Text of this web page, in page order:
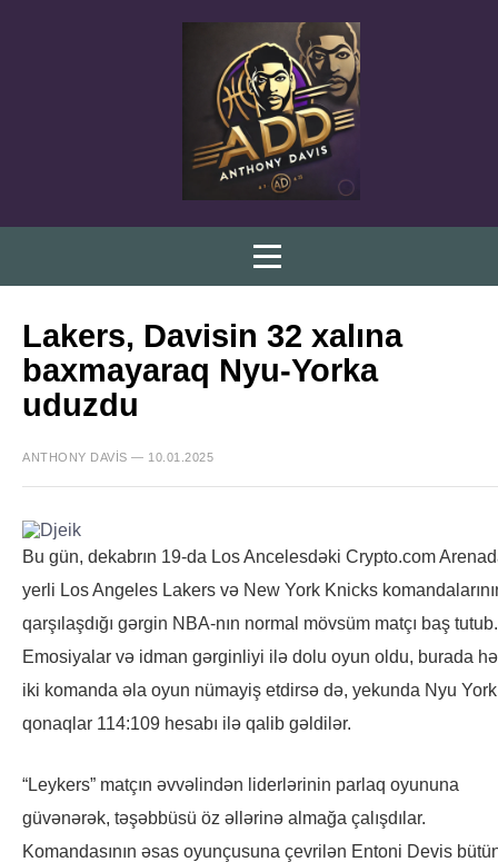
Lakers, Davisin 32 xalına
baxmayaraq Nyu-Yorka
uduzdu
ANTHONY DAVIS — 10.01.2025
Bu gün, dekabrın 19-da Los Ancelesdəki Crypto.com
yerli Los Angeles Lakers və New York Knicks
qarşılaşdığı gərgin NBA-nın normal mövsüm matçı baş tutub.
Emosiyalar və idman gərginliyi ilə dolu oyun oldu, burada
iki komanda əla oyun nümayiş etdirsə də, yekunda Nyu
qonaqlar 114:109 hesabı ilə qalib gəldilər.
“Leykers” matçın əvvəlindən liderlərinin parlaq oyununa
güvənərək, təşəbbüsü öz əllərinə almağa çalışdılar.
Komandasının əsas oyunçusuna çevrilən Entoni Devis